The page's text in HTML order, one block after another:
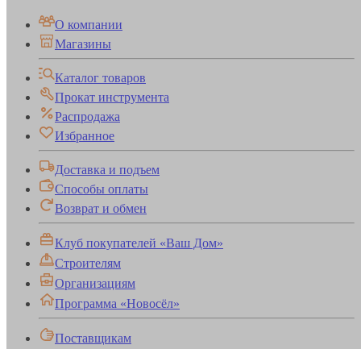
О компании
Магазины
Каталог товаров
Прокат инструмента
Распродажа
Избранное
Доставка и подъем
Способы оплаты
Возврат и обмен
Клуб покупателей «Ваш Дом»
Строителям
Организациям
Программа «Новосёл»
Поставщикам